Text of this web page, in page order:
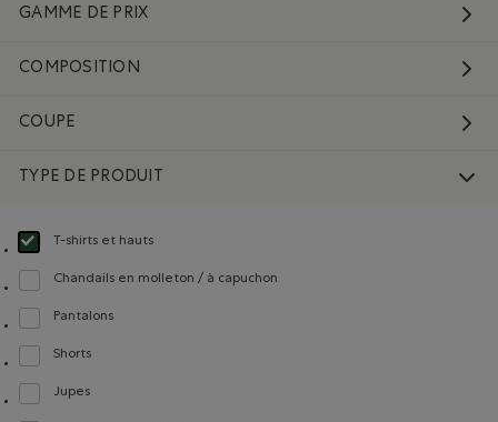
GAMME DE PRIX
COMPOSITION
COUPE
TYPE DE PRODUIT
T-shirts et hauts
Choisir Classé selon Type de produit : T-shirts et hauts(T-shirts & Tops)
Chandails en molleton / à capuchon
Classer selon Type de produit : Chandails en molleton / à
Pantalons
Classer selon Type de produit : Pantalons(Pants)
Shorts
Classer selon Type de produit : Shorts(Shorts)
Jupes
Classer selon Type de produit : Jupes(Skirts)